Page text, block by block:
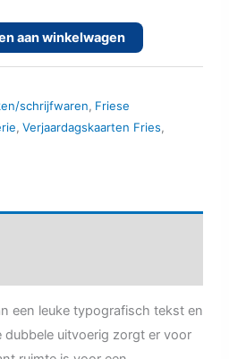
aan winkelwagen
schrijfwaren, Friese
, Verjaardagskaarten Fries,
een leuke typografisch tekst en
uitvoerig zorgt er voor